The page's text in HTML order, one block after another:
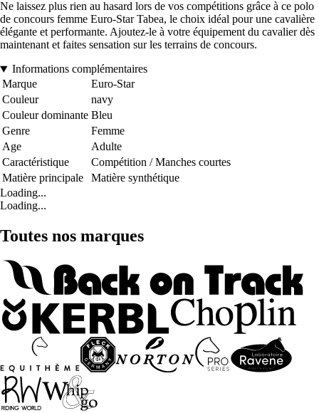
Ne laissez plus rien au hasard lors de vos compétitions grâce à ce polo
de concours femme Euro-Star Tabea, le choix idéal pour une cavalière
élégante et performante. Ajoutez-le à votre équipement du cavalier dès
maintenant et faites sensation sur les terrains de concours.
Informations complémentaires
Marque
Euro-Star
Couleur
navy
Couleur dominante Bleu
Genre
Femme
Age
Adulte
Caractéristique
Compétition / Manches courtes
Matière principale
Matière synthétique
Loading...
Loading...
Toutes nos marques